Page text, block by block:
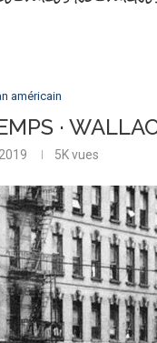
américain
·
5Kvues